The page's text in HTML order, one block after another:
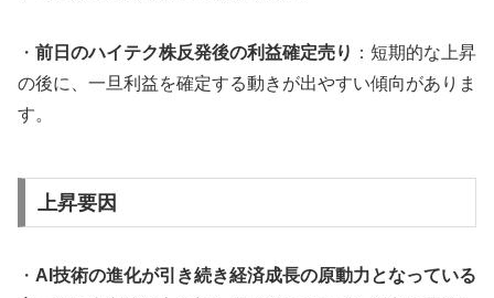
・ 前日のハイテク株反発後の利益確定売り ：短期的な上昇
の後に、一旦利益を確定する動きが出やすい傾向がありま
す。
上昇要因
・ AI技術の進化が引き続き経済成長の原動力となっている